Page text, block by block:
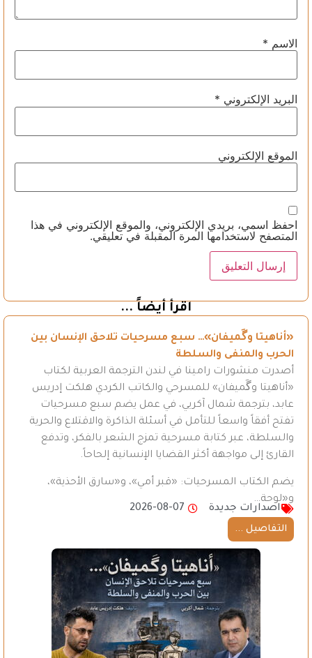
الاسم *
البريد الإلكتروني *
الموقع الإلكتروني
احفظ اسمي، بريدي الإلكتروني، والموقع الإلكتروني في هذا
المتصفح لاستخدامها المرة المقبلة في تعليقي.
اقرأ أيضاً ...
«أناهيتا وگَميفان»… سبع مسرحيات تلاحق الإنسان بين
الحرب والمنفى والسلطة
أصدرت منشورات رامينا في لندن الترجمة العربية لكتاب
«أناهيتا وگَميفان» للمسرحي والكاتب الكردي هلكت إدريس
عابد، بترجمة شمال آكريي، في عمل يضم سبع مسرحيات
تفتح أفقاً واسعاً للتأمل في أسئلة الذاكرة والاقتلاع والحرية
والسلطة، عبر كتابة مسرحية تمزج الشعر بالفكر، وتدفع
القارئ إلى مواجهة أكثر القضايا الإنسانية إلحاحاً.
يضم الكتاب المسرحيات: «قبر أمي»، و«سارق الأحذية»،
و«لوحة…
اصدارات جديدة
2026-08-07
التفاصيل ...